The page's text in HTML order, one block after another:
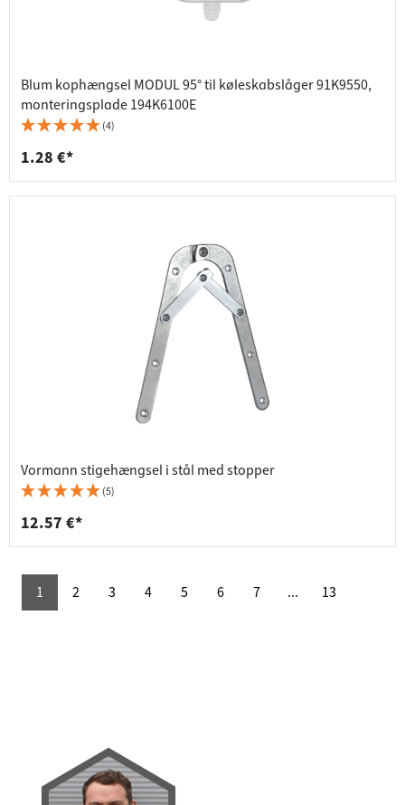
Blum kophængsel MODUL 95° til køleskabslåger 91K9550,
monteringsplade 194K6100E
(4)
1.28 €*
Vormann stigehængsel i stål med stopper
(5)
12.57 €*
1 2 3 4 5 6 7 ... 13